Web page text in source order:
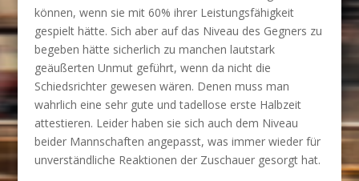
können, wenn sie mit 60% ihrer Leistungsfähigkeit
gespielt hätte. Sich aber auf das Niveau des Gegners zu
begeben hätte sicherlich zu manchen lautstark
geäußerten Unmut geführt, wenn da nicht die
Schiedsrichter gewesen wären. Denen muss man
wahrlich eine sehr gute und tadellose erste Halbzeit
attestieren. Leider haben sie sich auch dem Niveau
beider Mannschaften angepasst, was immer wieder für
unverständliche Reaktionen der Zuschauer gesorgt hat.